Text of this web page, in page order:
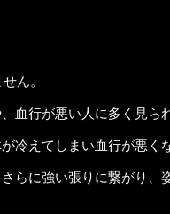
ん。
血行が悪い人に多く見ら
冷えてしまい血行が悪く
らに強い張りに繋がり、